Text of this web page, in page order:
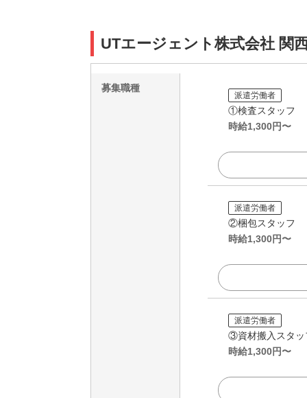
UTエージェント株式会社 関
募集職種
派遣労働者
①検査スタッフ
時給1,300円〜
派遣労働者
②梱包スタッフ
時給1,300円〜
派遣労働者
③資材搬入スタッ
時給1,300円〜